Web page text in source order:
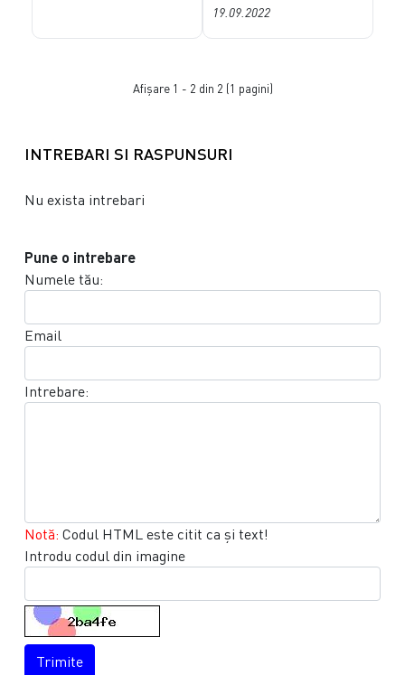
19.09.2022
Afişare 1 - 2 din 2 (1 pagini)
INTREBARI SI RASPUNSURI
Nu exista intrebari
Pune o intrebare
Numele tău:
Email
Intrebare:
Notă: Codul HTML este citit ca şi text!
Introdu codul din imagine
Trimite